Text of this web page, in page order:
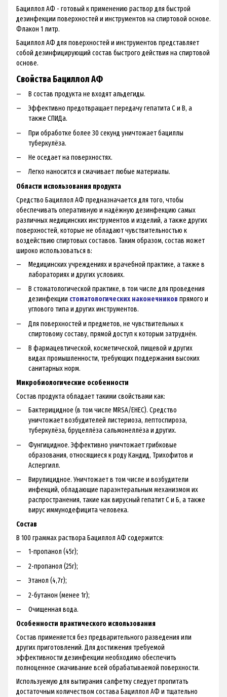
Бациллол АФ - готовый к применению раствор для быстрой
дезинфекции поверхностей и инструментов на спиртовой основе.
Флакон 1 литр.
Бациллол АФ для поверхностей и инструментов представляет
собой дезинфицирующий состав быстрого действия на спиртовой
основе.
Свойства Бациллол АФ
В состав продукта не входят альдегиды.
Эффективно предотвращает передачу гепатита С и В, а
также СПИДа.
При обработке более 30 секунд уничтожает бациллы
туберкулёза.
Не оседает на поверхностях.
Легко наносится и смачивает любые материалы.
Области использования продукта
Средство Бациллол АФ предназначается для того, чтобы
обеспечивать оперативную и надёжную дезинфекцию самых
различных медицинских инструментов и изделий, а также других
поверхностей, которые не обладают чувствительностью к
воздействию спиртовых составов. Таким образом, состав может
широко использоваться в:
Медицинских учреждениях и врачебной практике, а также в
лабораториях и других условиях.
В стоматологической практике, в том числе для проведения
дезинфекции стоматологических наконечниковпрямого и
углового типа и других инструментов.
Для поверхностей и предметов, не чувствительных к
спиртовому составу, прямой доступ к которым затруднён.
В фармацевтической, косметической, пищевой и других
видах промышленности, требующих поддержания высоких
санитарных норм.
Микробиологические особенности
Состав продукта обладает такими свойствами как:
Бактерицидное (в том числе MRSA/EHEC). Средство
уничтожает возбудителей листериоза, лептоспироза,
туберкулёза, бруцеллёза сальмонеллёза и других.
Фунгицидное. Эффективно уничтожает грибковые
образования, относящиеся к роду Кандид, Трихофитов и
Аспергилл.
Вирулицидное. Уничтожает в том числе и возбудители
инфекций, обладающие параэнтеральным механизмом их
распространения, такие как вирусный гепатит С и Б, а также
вирус иммунодефицита человека.
Состав
В 100 граммах раствора Бациллол АФ содержится:
1-пропанол (45г);
2-пропанол (25г);
Этанол (4,7г);
2-бутанон (менее 1г);
Очищенная вода.
Особенности практического использования
Состав применяется без предварительного разведения или
других приготовлений. Для достижения требуемой
эффективности дезинфекции необходимо обеспечить
полноценное смачивание всей обрабатываемой поверхности.
Используемую для вытирания салфетку следует пропитать
достаточным количеством состава Бациллол АФ и тщательно